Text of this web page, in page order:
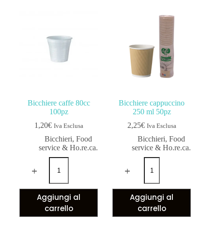
Bicchiere caffe 80cc
100pz
1,20€ Iva Esclusa
Bicchieri,Food
service & Ho.re.ca.
Aggiungi al
carrello
Bicchiere cappuccino
250 ml 50pz
2,25€ Iva Esclusa
Bicchieri,Food
service & Ho.re.ca.
Aggiungi al
carrello